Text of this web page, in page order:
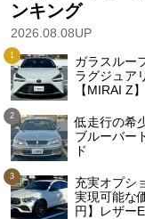
ンキング
2026.08.08UP
ガラスルー
ラグジュア
【MIRAI Z】
低走行の希
ブルーバー
ド
充実オプシ
実現可能な
円】レザー